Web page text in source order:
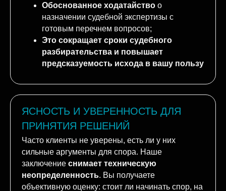
искового заявления;
Обоснованное ходатайствоо
назначении судебной экспертизы с
готовым перечнем вопросов;
Это сокращает сроки судебного
разбирательства и повышает
ЯСНОСТЬ И УВЕРЕННОСТЬ ДЛЯ
ПРИНЯТИЯ РЕШЕНИЙ
Часто клиенты не уверены, есть ли у них
сильные аргументы для спора. Наше
заключениеснимает техническую
неопределенность. Вы получаете